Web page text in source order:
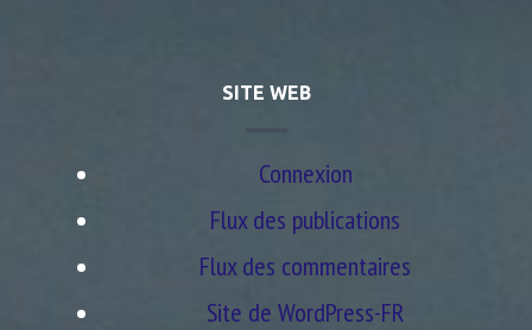
SITE WEB
Connexion
Flux des publications
Flux des commentaires
Site de WordPress-FR